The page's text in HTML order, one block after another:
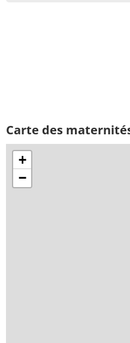
Carte des
+
−